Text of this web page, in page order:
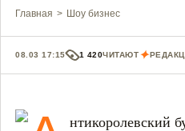
Главная > Шоу бизнес
08.03 17:15 1 420ЧИТАЮТ✦